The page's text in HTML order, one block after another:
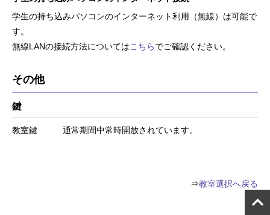
学生の持ち込みパソコンのインターネット利用（無線）は可能で
す。
無線LANの接続方法についてはこちらでご確認ください。
その他
鍵
教室鍵 通常期間中常時開放されています。
⇒教室選択へ戻る